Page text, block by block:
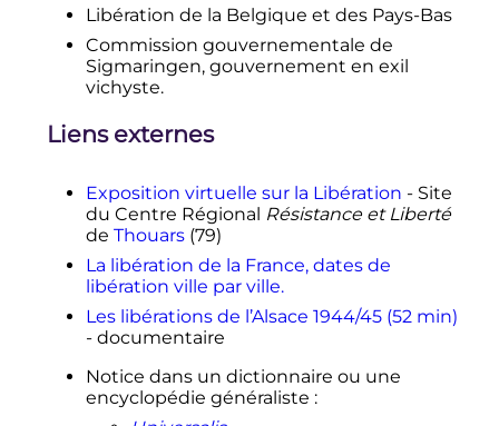
Libération de la Belgique et des Pays-Bas
Commission gouvernementale de
Sigmaringen, gouvernement en exil
vichyste.
Liens externes
Exposition virtuelle sur la Libération - Site
du Centre Régional Résistance et Liberté
de Thouars(79)
La libération de la France, dates de
libération ville par ville.
Les libérations de l’Alsace 1944/45 (52 min)
- documentaire
Notice dans un dictionnaire ou une
encyclopédie généraliste :